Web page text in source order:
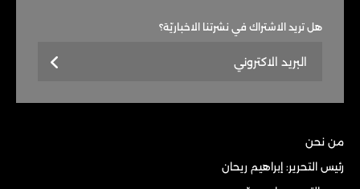
هل تريد الاشتراك في نشرتنا الاخباريّة؟
من نحن
رئيس التحرير: إبراهيم ريحان